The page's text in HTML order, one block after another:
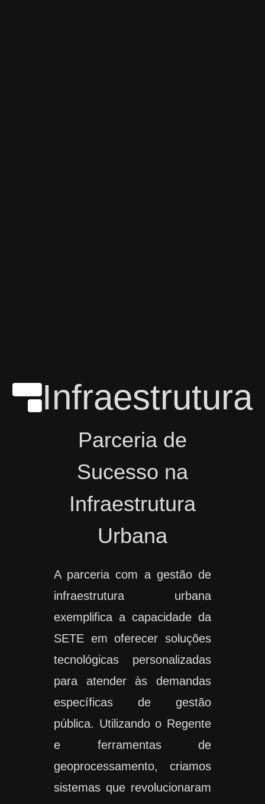
Infraestrutura
Parceria de
Sucesso na
Infraestrutura
Urbana
A parceria com a gestão de
infraestrutura urbana
exemplifica a capacidade da
SETE em oferecer soluções
tecnológicas personalizadas
para atender às demandas
específicas de gestão
pública. Utilizando o Regente
e ferramentas de
geoprocessamento, criamos
sistemas que revolucionaram